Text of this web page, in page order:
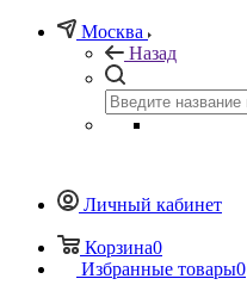
Москва
Назад
Личный кабинет
Корзина0
Избранные товары0